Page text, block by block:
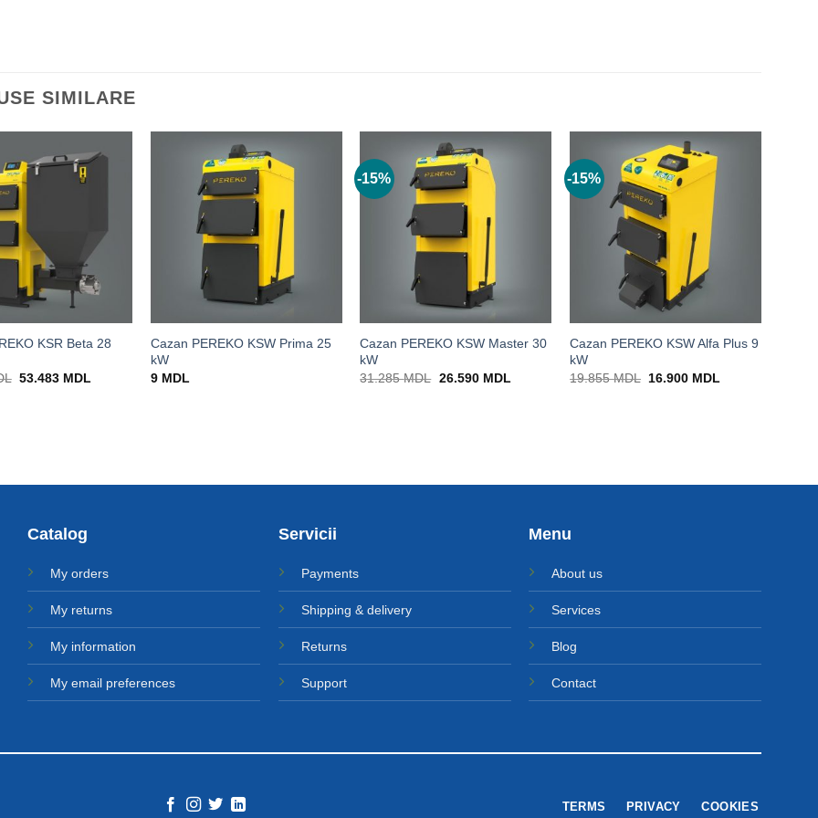
SIMILARE
KSR Beta 28
Prețul
53.483 MDL
Cazan PEREKO KSW Prima 25
kW
9 MDL
-15%
Cazan PEREKO KSW Master 30
kW
31.285MDL Prețul
26.590 MDLPrețul
-15%
Cazan PEREKO KSW Alfa Plus 9
kW
19.855MDL Prețul
16.900 MDL
Catalog
My orders
My returns
My information
My email preferences
Servicii
Payments
Shipping & delivery
Returns
Support
Menu
About us
Services
Blog
Contact
TERMS PRIVACY COOKIES